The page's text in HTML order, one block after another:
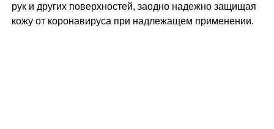
рук и других поверхностей, заодно надежно защищая
кожу от коронавируса при надлежащем применении.